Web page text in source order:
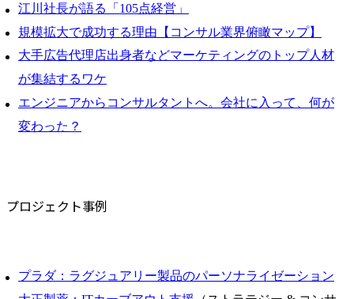
江川社長が語る「105点経営」
規模拡大で成功する理由【コンサル業界俯瞰マップ】
大手広告代理店出身者などマーケティングのトップ人材
が集結するワケ
エンジニアからコンサルタントへ。会社に入って、何が
変わった？
プロジェクト事例
プラダ：ラグジュアリー製品のパーソナライゼーション